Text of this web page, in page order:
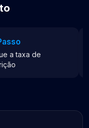
a taxa de